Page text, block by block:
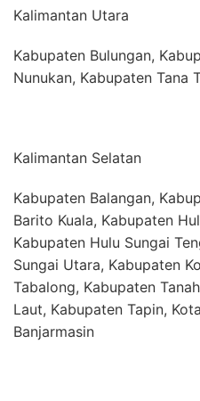
Kalimantan Utara
Kabupaten Bulungan,
Nunukan, Kabupaten Tana
Kalimantan Selatan
Kabupaten Balangan,
Barito Kuala, Kabupaten
Kabupaten Hulu Sungai
Sungai Utara, Kabupaten
Tabalong, Kabupaten
Laut, Kabupaten Tapin,
Banjarmasin